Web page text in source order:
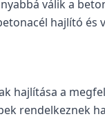
válik a
hajlító és
hajlítása a
rendelkeznek